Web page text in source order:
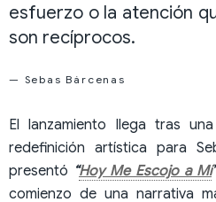
esfuerzo o la atención
son recíprocos.
— Sebas Bárcenas
El lanzamiento llega tras
redefinición artística para
presentó “Hoy Me Escojo a Mí”
comienzo de una narrativa